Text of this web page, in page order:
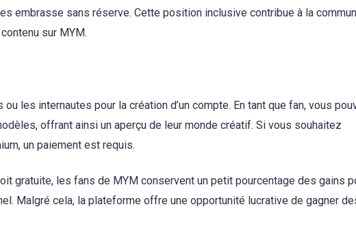
embrasse sans réserve. Cette position inclusive contribue à la
sur MYM.
les internautes pour la création d’un compte. En tant que fan, vous
offrant ainsi un aperçu de leur monde créatif. Si vous souhaitez
un paiement est requis.
gratuite, les fans de MYM conservent un petit pourcentage des gains
Malgré cela, la plateforme offre une opportunité lucrative de gagner